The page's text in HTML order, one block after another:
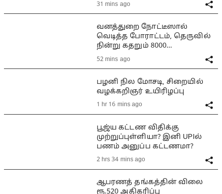
31 mins ago
வனத்துறை நோட்டீஸால்
வெடித்த போராட்டம், தெருவில்
நின்று கதறும் 8000
குடும்பங்கள்
52 mins ago
பழனி நில மோசடி, சிறையில்
வழக்கறிஞர் உயிரிழப்பு
1 hr 16 mins ago
பூஜ்ய கட்டண விதிக்கு
முற்றுப்புள்ளியா? இனி UPIல்
பணம் அனுப்ப கட்டணமா?
2 hrs 34 mins ago
ஆபரணத் தங்கத்தின் விலை
ரூ.520 அதிகரிப்பு